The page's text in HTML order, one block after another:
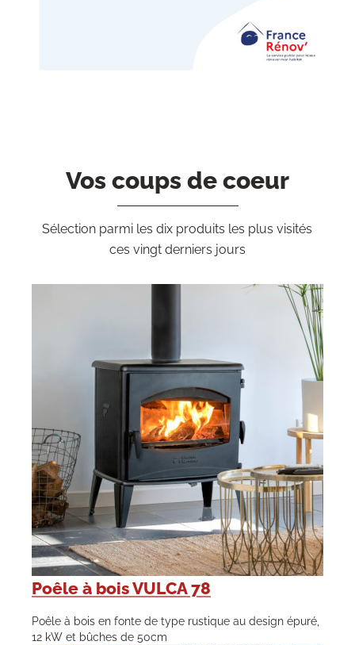
Vos coups de coeur
Sélection parmi les dix produits les plus visités
ces vingt derniers jours
Poêle à bois VULCA 78
Poêle à bois en fonte de type rustique au design épuré,
12 kW et bûches de 50cm